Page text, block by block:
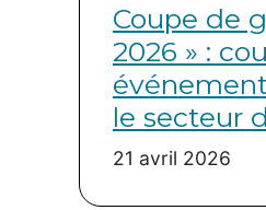
Coupe de
2026 » :
le secteur
21 avril 2026